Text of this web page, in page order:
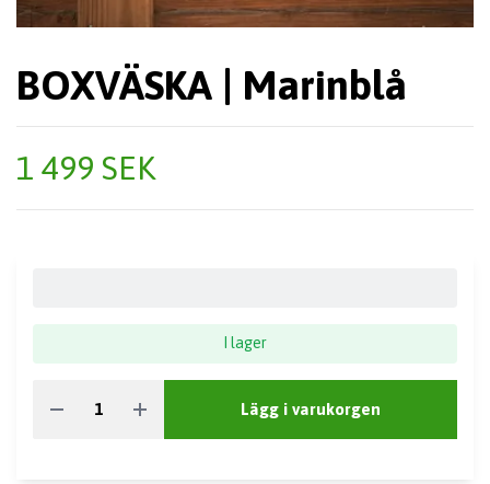
BOXVÄSKA | Marinblå
1 499 SEK
I lager
Lägg i varukorgen